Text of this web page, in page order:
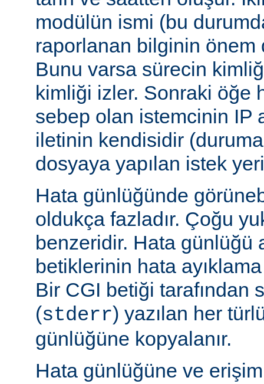
modülün ismi (bu
raporlanan bilginin önem
Bunu varsa sürecin
kimliği izler. Sonraki öğe
sebep olan istemcinin IP
iletinin kendisidir (duruma
dosyaya yapılan istek
Hata günlüğünde
oldukça fazladır. Çoğu
benzeridir. Hata günlüğü
betiklerinin hata ayıklama
Bir CGI betiği tarafından
(stderr) yazılan her
günlüğüne kopyalanır.
Hata günlüğüne ve